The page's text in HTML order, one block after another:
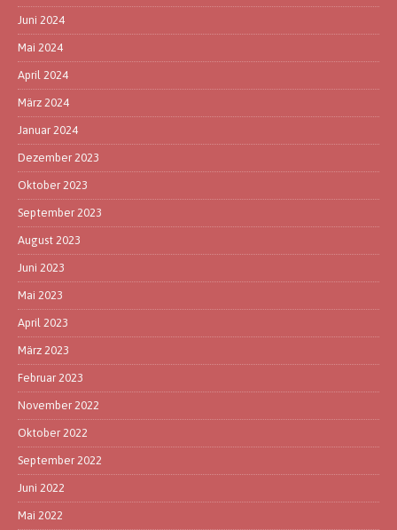
Juni 2024
Mai 2024
April 2024
März 2024
Januar 2024
Dezember 2023
Oktober 2023
September 2023
August 2023
Juni 2023
Mai 2023
April 2023
März 2023
Februar 2023
November 2022
Oktober 2022
September 2022
Juni 2022
Mai 2022